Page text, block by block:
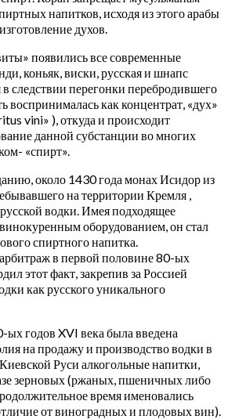
напитков, исходя из этого арабы
духов.
появились все современные
коньяк, виски, русская и шнапс
следствии перегонки перебродившего
воспринималась как концентрат, «дух»
vini» ), откуда и происходит
данной субстанции во многих
«спирт».
около 1430 года монах Исидор из
на территории Кремля ,
водки. Имея подходящее
оборудованием, он стал
спиртного напитка.
в первой половине 80-ых
этот факт, закрепив за Россией
как русского уникального
годов XVI века была введена
на продажу и производство водки в
Руси алкогольные напитки,
зерновых (ржаных, пшеничных либо
время именовались
от виноградных и плодовых вин).